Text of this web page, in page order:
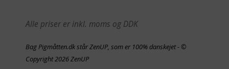
Alle priser er inkl. moms og DDK
Bag Pigmåtten.dk står ZenUP, som er 100% danskejet - ©
Copyright 2026 ZenUP